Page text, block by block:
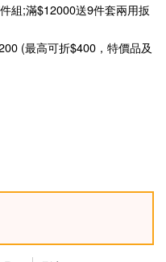
組;滿$12000送9件套兩用扳
(最高可折$400，特價品及